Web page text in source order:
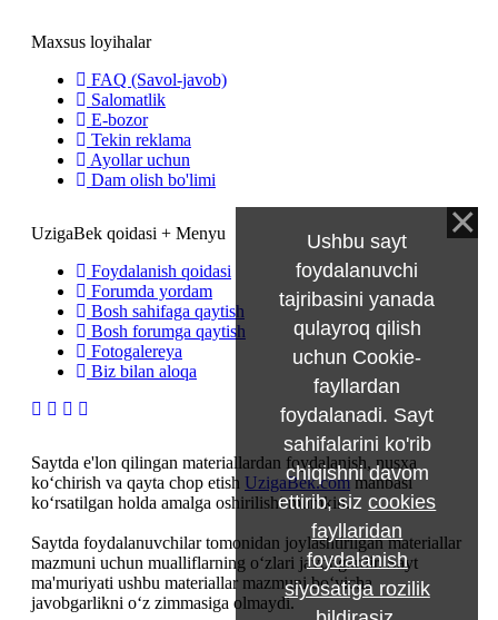
Maxsus loyihalar
FAQ (Savol-javob)
Salomatlik
E-bozor
Tekin reklama
Ayollar uchun
Dam olish bo'limi
UzigaBek qoidasi + Menyu
Foydalanish qoidasi
Forumda yordam
Bosh sahifaga qaytish
Bosh forumga qaytish
Fotogalereya
Biz bilan aloqa
Saytda e'lon qilingan materiallardan foydalanish, nusxa
ko‘chirish va qayta chop etish UzigaBek.commanbasi
ko‘rsatilgan holda amalga oshirilishi mumkin.
Saytda foydalanuvchilar tomonidan joylashtirilgan materiallar
mazmuni uchun mualliflarning o‘zlari javobgardir. Sayt
ma'muriyati ushbu materiallar mazmuni bo‘yicha
javobgarlikni o‘z zimmasiga olmaydi.
Ushbu sayt
foydalanuvchi
tajribasini yanada
qulayroq qilish
uchun Cookie-
fayllardan
foydalanadi. Sayt
sahifalarini ko'rib
chiqishni davom
ettirib, sizcookies
fayllaridan
foydalanish
siyosatiga rozilik